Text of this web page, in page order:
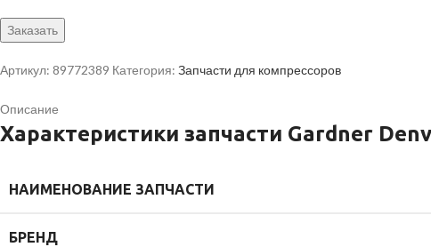
Заказать
Артикул: 89772389 Категория: Запчасти для компрессоров
Описание
Характеристики запчасти Gardner
НАИМЕНОВАНИЕ ЗАПЧАСТИ
БРЕНД